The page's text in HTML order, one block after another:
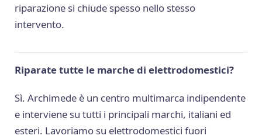
riparazione si chiude spesso nello stesso
intervento.
Riparate tutte le marche di elettrodomestici?
Sì. Archimede è un centro multimarca indipendente
e interviene su tutti i principali marchi, italiani ed
esteri. Lavoriamo su elettrodomestici fuori